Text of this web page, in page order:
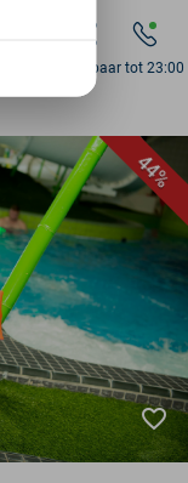
Bereikbaar tot 23:00
44%
favorite_border